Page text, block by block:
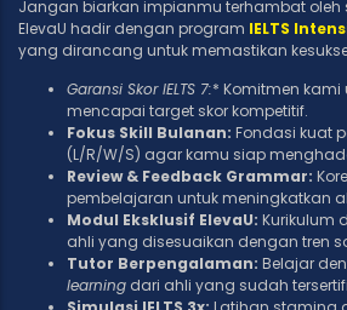
Jangan biarkan impianmu terhambat
ElevaU hadir dengan program IELTS
yang dirancang untuk memastikan
Garansi Skor IELTS 7:* Komitmen
mencapai target skor kompetitif.
Fokus Skill Bulanan: Fondasi kuat
(L/R/W/S) agar kamu siap
Review & Feedback Grammar:
pembelajaran untuk meningkatkan
Modul Eksklusif ElevaU: Kurikulum
ahli yang disesuaikan dengan tren
Tutor Berpengalaman: Belajar
learning dari ahli yang sudah